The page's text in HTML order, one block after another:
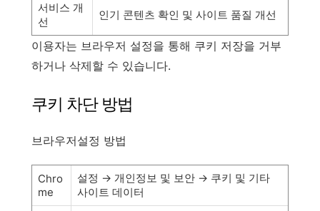
서비스 개
선
인기 콘텐츠 확인 및 사이트 품질 개선
이용자는 브라우저 설정을 통해 쿠키 저장을 거부
하거나 삭제할 수 있습니다.
쿠키 차단 방법
브라우저설정 방법
Chro
me
설정 → 개인정보 및 보안 → 쿠키 및 기타
사이트 데이터